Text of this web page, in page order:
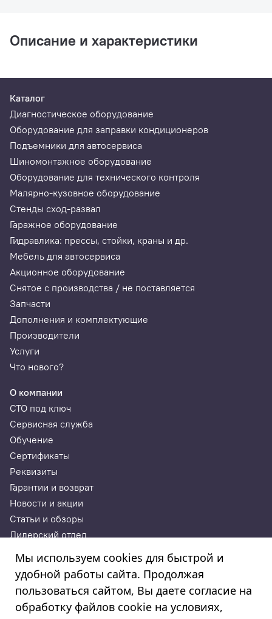
Описание и характеристики
Каталог
Диагностическое оборудование
Оборудование для заправки кондиционеров
Подъемники для автосервиса
Шиномонтажное оборудование
Оборудование для технического контроля
Малярно-кузовное оборудование
Стенды сход-развал
Гаражное оборудование
Гидравлика: прессы, стойки, краны и др.
Мебель для автосервиса
Акционное оборудование
Снятое с производства / не поставляется
Запчасти
Дополнения и комплектующие
Производители
Услуги
Что нового?
О компании
СТО под ключ
Сервисная служба
Обучение
Сертификаты
Реквизиты
Гарантии и возврат
Новости и акции
Статьи и обзоры
Дилерский отдел
ИП Годунова Лариса Леонидовна
ИНН 532108772827, ОГРНИП 308532130300022, ОКПО
308532130300022
Мы используем cookies для быстрой и
удобной работы сайта. Продолжая
пользоваться сайтом, Вы даете согласие на
обработку файлов cookie на условиях,